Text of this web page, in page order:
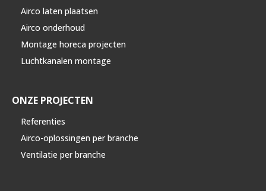
Airco laten plaatsen
Airco onderhoud
Montage horeca projecten
Luchtkanalen montage
ONZE PROJECTEN
Referenties
Airco-oplossingen per branche
Ventilatie per branche